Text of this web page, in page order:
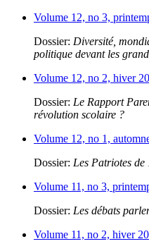
Volume 12, no 3,
Dossier: Diversité,
politique devant les
Volume 12, no 2, hiver
Dossier: Le Rapport
révolution scolaire ?
Volume 12, no 1,
Dossier: Les Patriotes de
Volume 11, no 3,
Dossier: Les débats
Volume 11, no 2, hiver